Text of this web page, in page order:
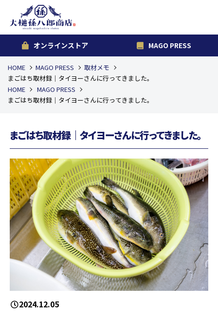
オンラインストア MAGO PRESS
HOME MAGO PRESS
取材メモ
まごはち取材録｜タイヨーさんに行ってきました。
HOME
MAGO PRESS
まごはち取材録｜タイヨーさんに行ってきました。
まごはち取材録｜タイヨーさんに行ってきました。
2024.12.05